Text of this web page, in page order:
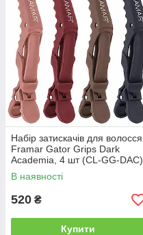
Набір затискачів для волосся
Framar Gator Grips Dark
Academia, 4 шт (CL-GG-DAC)
В наявності
520 ₴
Купити